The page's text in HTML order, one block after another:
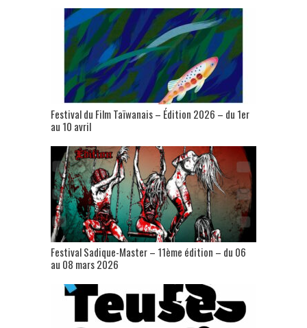
Festival du Film Taïwanais – Édition 2026 – du 1er
au 10 avril
Festival Sadique-Master – 11ème édition – du 06
au 08 mars 2026